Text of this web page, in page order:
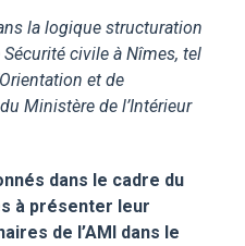
la logique structuration
civile à Nîmes, tel
et de
Ministère de l’Intérieur
dans le cadre du
à présenter leur
de l’AMI dans le